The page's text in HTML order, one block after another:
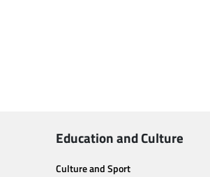
Education and Culture
Culture and Sport